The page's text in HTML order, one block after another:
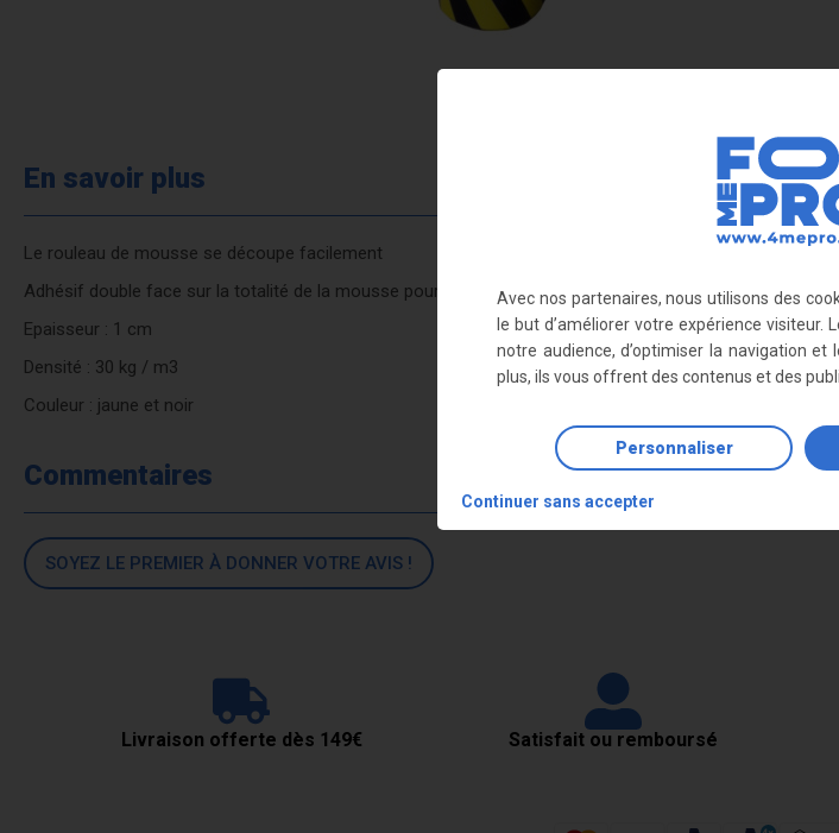
En savoir plus
Le rouleau de mousse se découpe facilement
Adhésif double face sur la totalité de la mousse pour une installation rapide
Epaisseur : 1 cm
Densité : 30 kg / m3
Couleur : jaune et noir
Commentaires
SOYEZ LE PREMIER À DONNER VOTRE AVIS !
Livraison offerte dès 149€ Satisfait ou remboursé
Avec nos partenaires, nous utilisons des
le but d’améliorer votre expérience visiteur.
notre audience, d’optimiser la navigation
plus, ils vous offrent des contenus et des
Personnaliser
Continuer sans accepter